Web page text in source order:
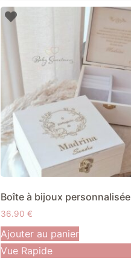
Boîte à bijoux personnalisée
36.90 €
Ajouter au panier
Vue Rapide